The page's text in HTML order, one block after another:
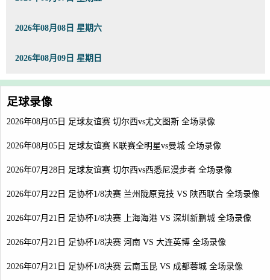
2026年08月08日 星期六
2026年08月09日 星期日
足球录像
2026年08月05日 足球友谊赛 切尔西vs尤文图斯 全场录像
2026年08月05日 足球友谊赛 K联赛全明星vs曼城 全场录像
2026年07月28日 足球友谊赛 切尔西vs西悉尼漫步者 全场录像
2026年07月22日 足协杯1/8决赛 兰州陇原竞技 VS 陕西联合 全场录像
2026年07月21日 足协杯1/8决赛 上海海港 VS 深圳新鹏城 全场录像
2026年07月21日 足协杯1/8决赛 河南 VS 大连英博 全场录像
2026年07月21日 足协杯1/8决赛 云南玉昆 VS 成都蓉城 全场录像